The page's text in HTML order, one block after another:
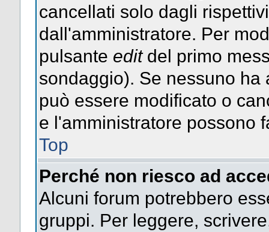
cancellati solo dagli
dall'amministratore. Per
pulsante editdel primo
sondaggio). Se nessuno
può essere modificato o
e l'amministratore possono
Top
Perché non riesco ad
Alcuni forum potrebbero
gruppi. Per leggere,